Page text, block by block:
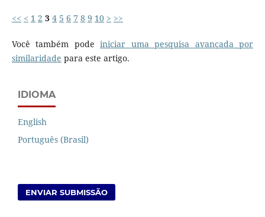
<< < 1 2 3 4 5 6 7 8 9 10 > >>
Você também podeiniciar uma pesquisa avançada por
similaridade para este artigo.
IDIOMA
English
Português (Brasil)
ENVIAR SUBMISSÃO